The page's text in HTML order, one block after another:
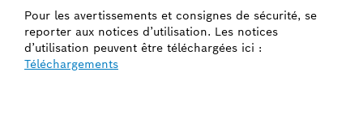
Pour les avertissements et consignes de sécurité, se
reporter aux notices d’utilisation. Les notices
d’utilisation peuvent être téléchargées ici :
Téléchargements